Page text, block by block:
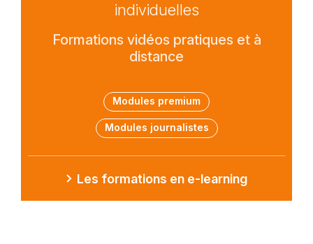
titre
individuelles
Description
Formations vidéos pratiques et à
distance
Modules premium
Modules journalistes
Les formations en e-learning